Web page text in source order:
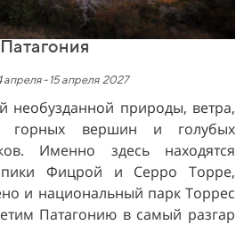
Патагония
апреля - 15 апреля2027
необузданной природы, ветра,
горных вершин и голубых
Именно здесь находятся
пики Фицрой и Серро Торре,
и национальный парк Торрес
Патагонию в самый разгар